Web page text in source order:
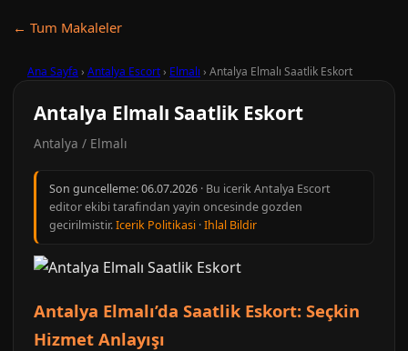
← Tum Makaleler
Ana Sayfa › Antalya Escort› Elmalı › Antalya Elmalı Saatlik Eskort
Antalya Elmalı Saatlik Eskort
Antalya / Elmalı
Son guncelleme:06.07.2026 · Bu icerik Antalya Escort
editor ekibi tarafindan yayin oncesinde gozden
gecirilmistir.Icerik Politikasi ·Ihlal Bildir
Antalya Elmalı’da Saatlik Eskort: Seçkin
Hizmet Anlayışı